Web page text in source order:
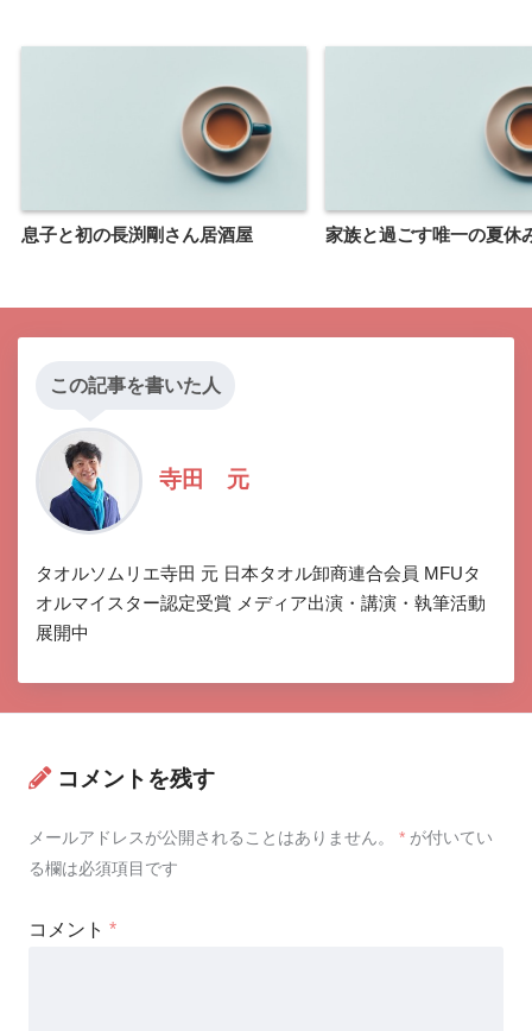
息子と初の長渕剛さん居酒屋 家族と過ごす唯一の夏休
この記事を書いた人
寺田 元
タオルソムリエ寺田 元 日本タオル卸商連合会員 MFUタ
オルマイスター認定受賞 メディア出演・講演・執筆活動
展開中
コメントを残す
メールアドレスが公開されることはありません。 * が付いてい
る欄は必須項目です
コメント *